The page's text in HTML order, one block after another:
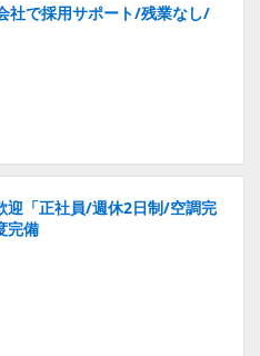
社で採用サポート/残業なし/
迎「正社員/週休2日制/空調完
完備